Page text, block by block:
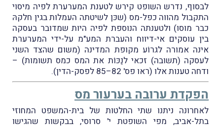
לבסוף, נדרש השופט קירש לטענת המערערת לפיה מיסוי
התקבול מהווה כפל-מס (שכּן לשיטתה העמלות בגין חלקהּ
כבר מוסו) ולטענתה הנוספת לפיה היות שמדובר בעסקה
בין עוסקים אי-דיווח והעברת המע"מ על-ידי המערערת
אינה אמורה לגרוֹע מקופת המדינה (משום שהצד השני
לעסקה (תשובה) זכאי לנַכּוֹת את המס כמס תשומות) –
ודחה טענות אלו (ראו פס' 82–85 לפסק-הדין).
הפקדת ערובה בערעור מס
לאחרונה ניתנו שתי החלטות של בית-המשפט המחוזי
בתל-אביב, מפי השופטת י' סרוסי, בבקשות שהגישו